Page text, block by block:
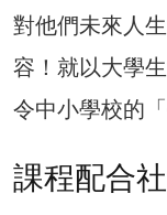
對他們未來人
容！就以大學
令中小學校的
課程配合